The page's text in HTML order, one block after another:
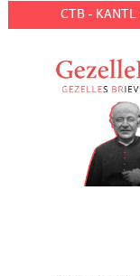
CTB - KANTL